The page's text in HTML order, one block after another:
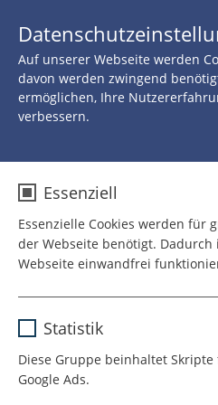
Zurück zu allen
11.OKTOBER 2021
"Ein Neustart
möglich"
Interview: Zehn
NASEN
Björn Tharun ist
Auf unserer Webseite werden
davon werden zwingend
ermöglichen, Ihre
verbessern.
Essenziell
Essenzielle Cookies werden für
der Webseite benötigt.
Webseite einwandfrei
Laufzeit
Statistik
Diese Gruppe beinhaltet
Google Ads.